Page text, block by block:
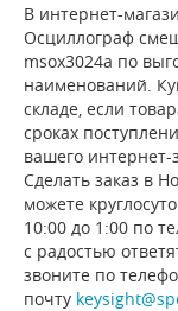
В интернет-
Осциллограф
msox3024a по
наименований.
складе, если
сроках
вашего интернет-
Сделать заказ в
можете
10:00 до 1:00 по
с радостью
звоните по
почту